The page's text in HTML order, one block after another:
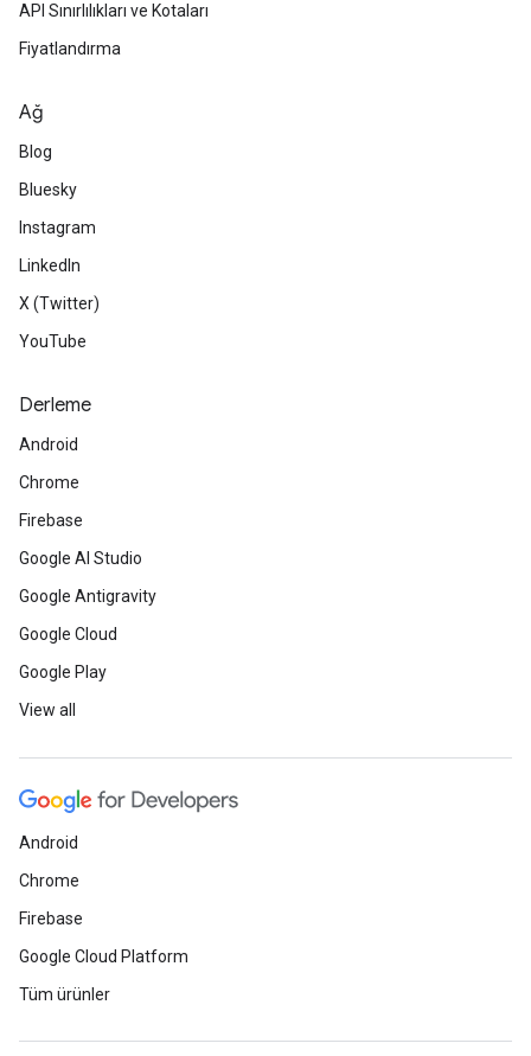
API Sınırlılıkları ve Kotaları
Fiyatlandırma
Ağ
Blog
Bluesky
Instagram
LinkedIn
X (Twitter)
YouTube
Derleme
Android
Chrome
Firebase
Google AI Studio
Google Antigravity
Google Cloud
Google Play
View all
Android
Chrome
Firebase
Google Cloud Platform
Tüm ürünler